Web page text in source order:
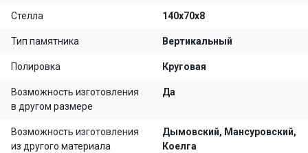
Стелла 140х70х8
Тип памятника Вертикальный
Полировка Круговая
Возможность изготовления
в другом размере
Да
Возможность изготовления
из другого материала
Дымовский, Мансуровский,
Коелга